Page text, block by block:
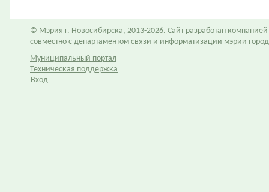
© Мэрия г. Новосибирска, 2013-2026. Сайт разработан компанией
совместно с департаментом связи и информатизации мэрии
Муниципальный портал
Техническая поддержка
Вход